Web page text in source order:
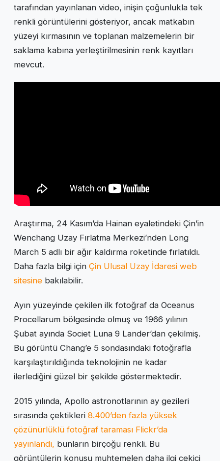
tarafından yayınlanan video, inişin çoğunlukla tek
renkli görüntülerini gösteriyor, ancak matkabın
yüzeyi kırmasının ve toplanan malzemelerin bir
saklama kabına yerleştirilmesinin renk kayıtları
mevcut.
Araştırma, 24 Kasım’da Hainan eyaletindeki Çin’in
Wenchang Uzay Fırlatma Merkezi’nden Long
March 5 adlı bir ağır kaldırma roketinde fırlatıldı.
Daha fazla bilgi için Çin Ulusal Uzay İdaresi web
sitesine bakılabilir.
Ayın yüzeyinde çekilen ilk fotoğraf da Oceanus
Procellarum bölgesinde olmuş ve 1966 yılının
Şubat ayında Societ Luna 9 Lander’dan çekilmiş.
Bu görüntü Chang’e 5 sondasındaki fotoğrafla
karşılaştırıldığında teknolojinin ne kadar
ilerlediğini güzel bir şekilde göstermektedir.
2015 yılında, Apollo astronotlarının ay gezileri
sırasında çektikleri 8.400’den fazla yüksek
çözünürlüklü fotoğraf taraması Flickr’da
yayınlandı, bunların birçoğu renkli. Bu
görüntülerin konusu muhtemelen daha ilgi çekici